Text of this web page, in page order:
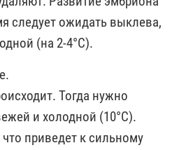
следует ожидать выклева,
(на 2-4°С).
Тогда нужно
и холодной (10°С).
приведет к сильному